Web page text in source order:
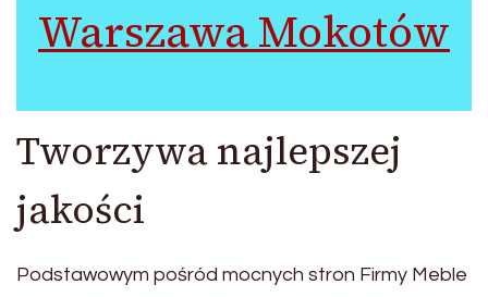
Warszawa Mokotów
Tworzywa najlepszej
jakości
Podstawowym pośród mocnych stron Firmy Meble